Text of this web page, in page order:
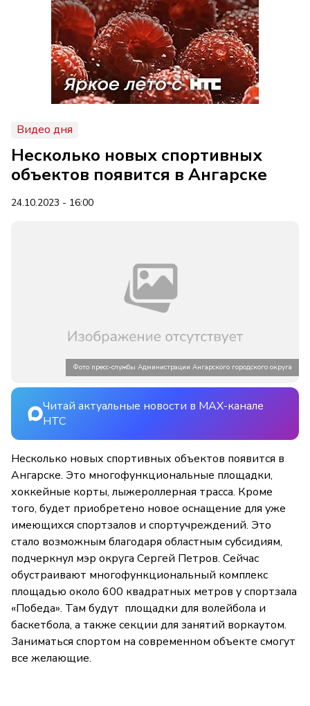
Видео дня
Несколько новых спортивных
объектов появится в Ангарске
24.10.2023 - 16:00
Фото пресс-службы Администрации Ангарского городского округа
Читай актуальные новости в MAX-канале
НТС
Несколько новых спортивных объектов появится в
Ангарске. Это многофункциональные площадки,
хоккейные корты, лыжероллерная трасса. Кроме
того, будет приобретено новое оснащение для уже
имеющихся спортзалов и спортучреждений. Это
стало возможным благодаря областным субсидиям,
подчеркнул мэр округа Сергей Петров. Сейчас
обустраивают многофункциональный комплекс
площадью около 600 квадратных метров у спортзала
«Победа». Там будут площадки для волейбола и
баскетбола, а также секции для занятий воркаутом.
Заниматься спортом на современном объекте смогут
все желающие.